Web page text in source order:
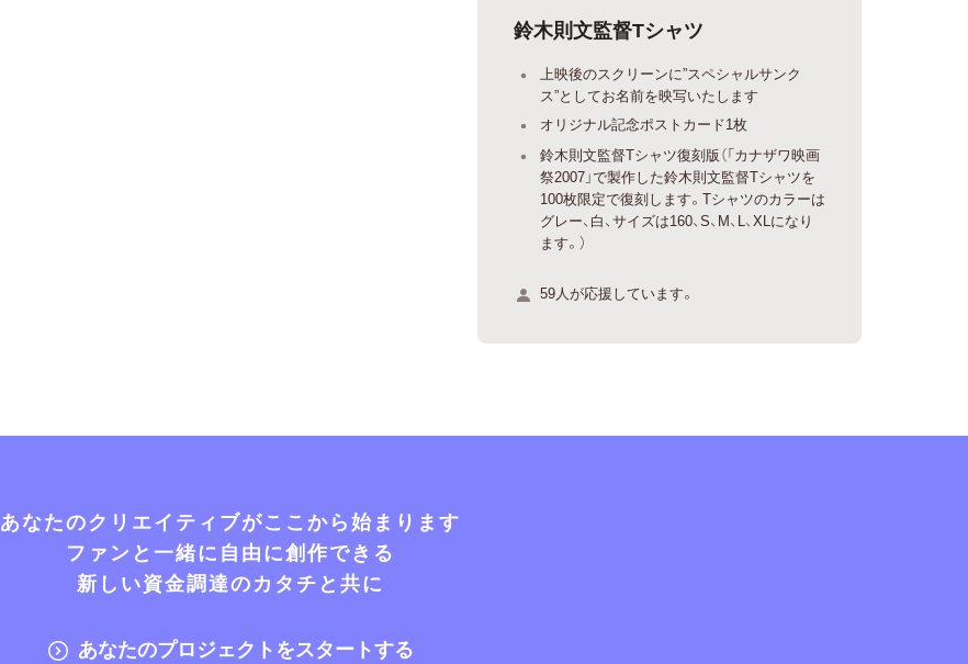
鈴木則文監督Tシャツ
上映後のスクリーンに”スペシャルサンク
ス”としてお名前を映写いたします
オリジナル記念ポストカード1枚
鈴木則文監督Tシャツ復刻版（「カナザワ映画
祭2007」で製作した鈴木則文監督Tシャツを
100枚限定で復刻します。Tシャツのカラーは
グレー、白、サイズは160、S、M、L、XLになり
ます。）
59人が応援しています。
あなたのクリエイティブがここから始まります
ファンと一緒に自由に創作できる
新しい資金調達のカタチと共に
あなたのプロジェクトをスタートする